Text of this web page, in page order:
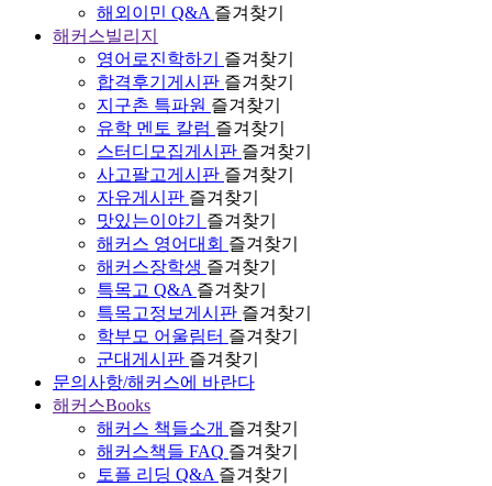
해외이민 Q&A 즐겨찾기
해커스빌리지
영어로진학하기
즐겨찾기
합격후기게시판 즐겨찾기
지구촌 특파원 즐겨찾기
유학 멘토 칼럼 즐겨찾기
스터디모집게시판 즐겨찾기
사고팔고게시판 즐겨찾기
자유게시판 즐겨찾기
맛있는이야기
즐겨찾기
해커스 영어대회 즐겨찾기
해커스장학생 즐겨찾기
특목고 Q&A 즐겨찾기
특목고정보게시판 즐겨찾기
학부모 어울림터 즐겨찾기
군대게시판 즐겨찾기
문의사항/해커스에 바란다
해커스Books
해커스 책들소개 즐겨찾기
해커스책들 FAQ 즐겨찾기
토플 리딩 Q&A 즐겨찾기